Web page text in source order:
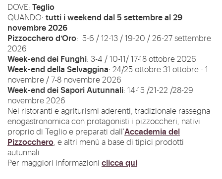
DOVE: Teglio
QUANDO: tutti i weekend dal 5 settembre al 29
novembre 2026
Pizzocchero d’Oro: 5-6 / 12-13 / 19-20 / 26-27 settembre
2026
Week-end dei Funghi: 3-4 / 10-11/ 17-18 ottobre 2026
Week-end della Selvaggina: 24/25 ottobre 31 ottobre - 1
novembre / 7-8 novembre 2026
Week-end dei Sapori Autunnali: 14-15 /21-22 /28-29
novembre 2026
Nei ristoranti e agriturismi aderenti, tradizionale rassegna
enogastronomica con protagonisti i pizzoccheri, nativi
proprio di Teglio e preparati dall'Accademia del
Pizzocchero , e altri menù a base di tipici prodotti
autunnali
Per maggiori informazioni clicca qui